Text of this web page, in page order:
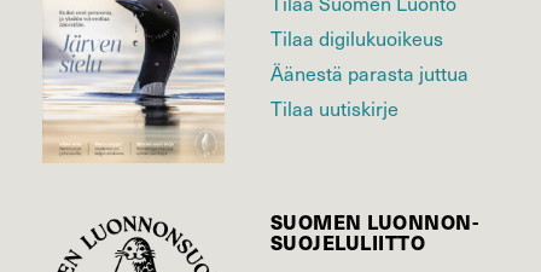
Tilaa digilukuoikeus
Äänestä parasta juttua
Tilaa uutiskirje
SUOMEN LUONNON­
SUOJELU­LIITTO